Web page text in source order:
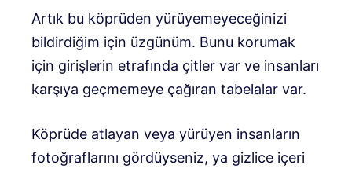
Artık bu köprüden yürüyemeyeceğinizi
bildirdiğim için üzgünüm. Bunu korumak
için girişlerin etrafında çitler var ve insanları
karşıya geçmemeye çağıran tabelalar var.
Köprüde atlayan veya yürüyen insanların
fotoğraflarını gördüyseniz, ya gizlice içeri